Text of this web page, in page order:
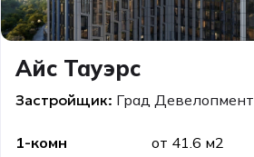
Айс Тауэрс
Застройщик: Град Девелопмент
1-комн от 41.6 м2